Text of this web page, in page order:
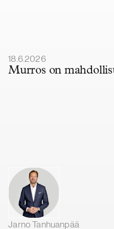
Julkaistu
18.6.2026
Murros on
Jarno Tanhuanpää